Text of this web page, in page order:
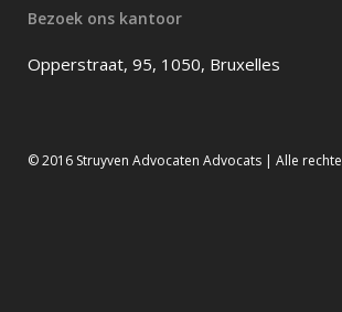
Bezoek ons kantoor
Opperstraat, 95, 1050, Bruxelles
© 2016 Struyven Advocaten Advocats | Alle